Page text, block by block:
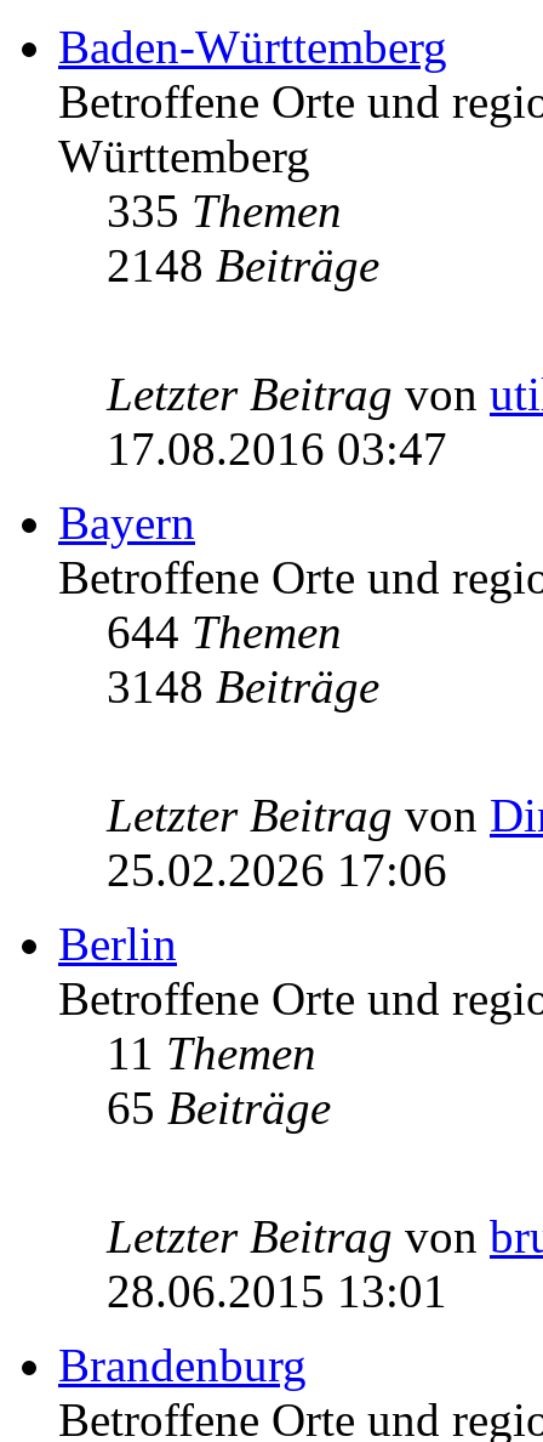
Baden-Württemberg
Betroffene Orte und
Württemberg
335 Themen
2148 Beiträge
Letzter Beitrag von
17.08.2016 03:47
Bayern
Betroffene Orte und
644 Themen
3148 Beiträge
Letzter Beitrag von
25.02.2026 17:06
Berlin
Betroffene Orte und
11 Themen
65 Beiträge
Letzter Beitrag von
28.06.2015 13:01
Brandenburg
Betroffene Orte und